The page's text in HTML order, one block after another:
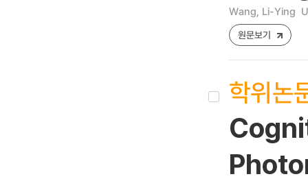
Wang, Li-Ying
원문보기
학위논